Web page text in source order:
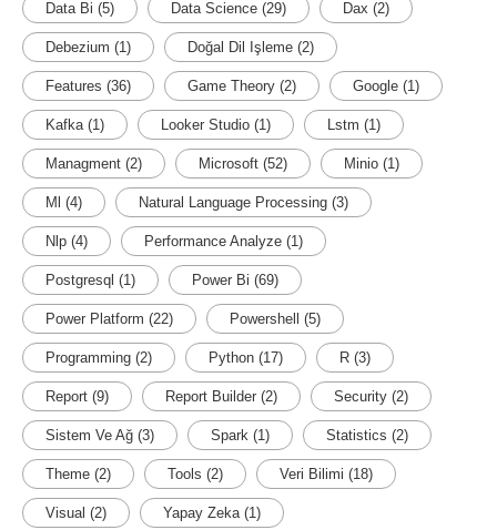
Data Bi (5) Data Science (29) Dax (2)
Debezium (1) Doğal Dil Işleme (2)
Features (36) Game Theory (2) Google (1)
Kafka(1) Looker Studio (1) Lstm (1)
Managment (2) Microsoft (52) Minio (1)
Ml (4) Natural Language Processing (3)
Nlp (4) Performance Analyze (1)
Postgresql (1) Power Bi (69)
Power Platform (22) Powershell (5)
Programming (2) Python (17) R (3)
Report (9) Report Builder (2) Security (2)
Sistem Ve Ağ (3) Spark (1) Statistics (2)
Theme (2) Tools (2) Veri Bilimi (18)
Visual (2) Yapay Zeka(1)